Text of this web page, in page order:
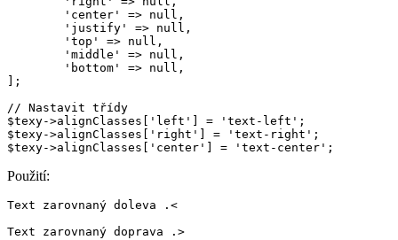
];
// Nastavit třídy
$texy->alignClasses['left'] = 'text-left';
$texy->alignClasses['right'] = 'text-right';
Použití:
Text zarovnaný doleva .<